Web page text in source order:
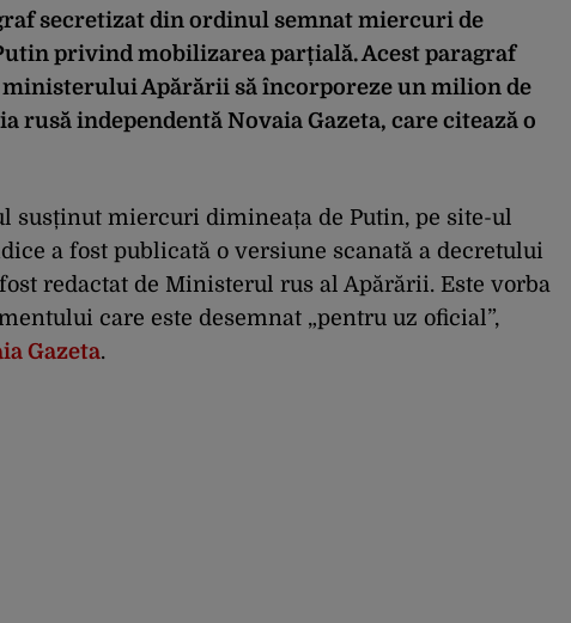
secretizat din ordinul semnat miercuri de
privind mobilizarea parțială. Acest paragraf
Apărării să încorporeze un milion de
rusă independentă Novaia Gazeta, care citează o
susținut miercuri dimineața de Putin, pe site-ul
a fost publicată o versiune scanată a decretului
redactat de Ministerul rus al Apărării. Este vorba
care este desemnat „pentru uz oficial”,
Gazeta.